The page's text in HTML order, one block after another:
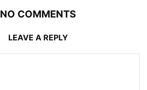
NO COMMENTS
LEAVE A REPLY